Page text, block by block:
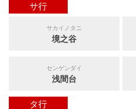
サ行
サカイノタニ
境之谷
センゲンダイ
浅間台
タ行